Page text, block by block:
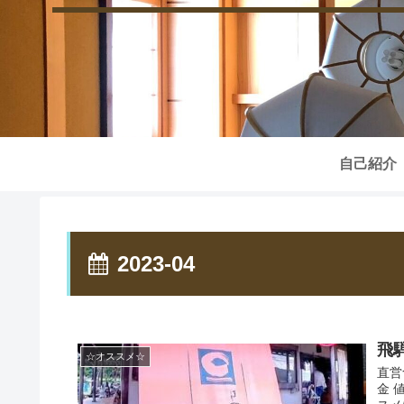
自己紹介
2023-04
☆オススメ☆ 飛
直
金